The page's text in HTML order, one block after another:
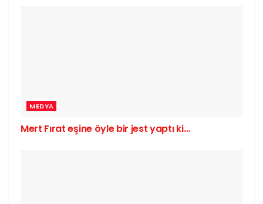
MEDYA
Mert Fırat eşine öyle bir jest yaptı ki…